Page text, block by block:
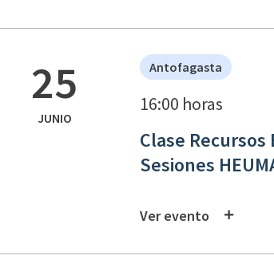
25
JUNIO
Antofagasta
16:00 horas
Clase
Sesiones
Ver evento